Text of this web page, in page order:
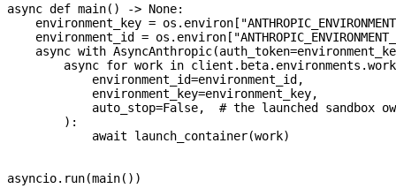
async def main() -> None:
    environment_key
= os.environ[
    environment_id
= os.environ[
    async
with AsyncAnthropic(auth_token=
        async
for work in
            environment_id
=environment_id,
            environment_key
=environment_key,
            auto_stop
=False, # the launched sandbox
        ):
            await
launch_container(work)
asyncio.run(main())